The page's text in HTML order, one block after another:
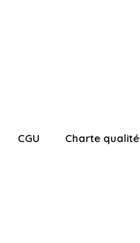
CGU Charte qualité